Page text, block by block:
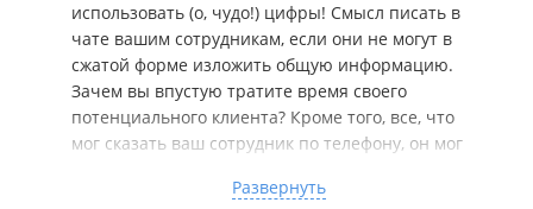
использовать (о, чудо!) цифры! Смысл писать в
чате вашим сотрудникам, если они не могут в
сжатой форме изложить общую информацию.
Зачем вы впустую тратите время своего
потенциального клиента? Кроме того, все, что
мог сказать ваш сотрудник по телефону, он мог
сотрудники владеют только устной речью, а с
Развернуть